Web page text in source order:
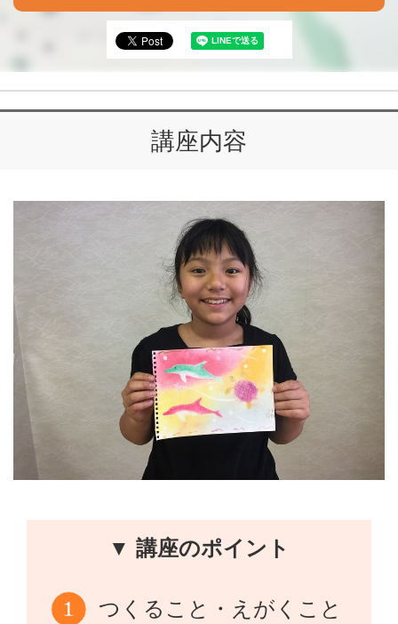
講座内容
▼ 講座のポイント
つくること・えがくこと